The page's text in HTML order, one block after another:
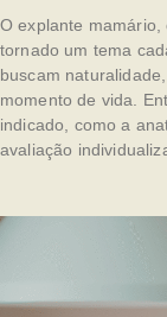
O explante
tornado um tema
buscam
momento de vida.
indicado, como a
avaliação